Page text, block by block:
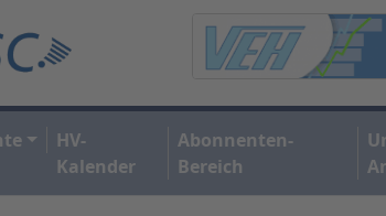
HV-
Kalender
Abonnenten-
Bereich